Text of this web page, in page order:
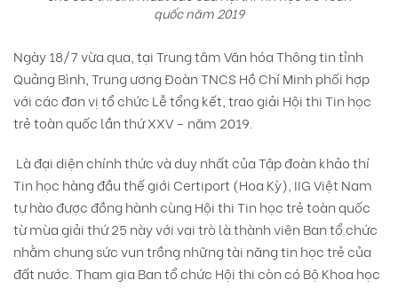
quốc năm 2019
Ngày 18/7 vừa qua, tại Trung tâm Văn hóa Thông tin tỉnh
Quảng Bình, Trung ương Đoàn TNCS Hồ Chí Minh phối hợp
với các đơn vị tổ chức Lễ tổng kết, trao giải Hội thi Tin học
trẻ toàn quốc lần thứ XXV – năm 2019.
Là đại diện chính thức và duy nhất của Tập đoàn khảo thí
Tin học hàng đầu thế giới Certiport (Hoa Kỳ), IIG Việt Nam
tự hào được đồng hành cùng Hội thi Tin học trẻ toàn quốc
từ mùa giải thứ 25 này với vai trò là thành viên Ban tổ chức
nhằm chung sức vun trồng những tài năng tin học trẻ của
đất nước. Tham gia Ban tổ chức Hội thi còn có Bộ Khoa học